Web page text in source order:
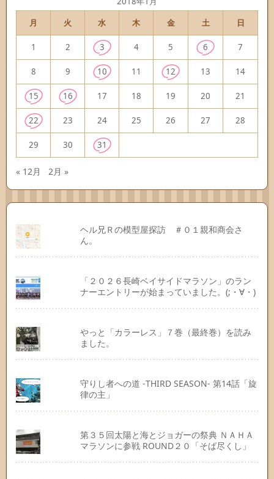
月
火 水 木 金 土 日
1 2 3 4 5 6 7
8 9 10 11 12 13 14
15 16 17 18 19 20 21
22 23 24 25 26 27 28
29 30 31
« 12月 2月 »
ヘル兄Ｒの模型屋探訪 ＃０１親和商会さ
ん。
「２０２６長崎ベイサイドマラソン」のラン
ナーエントリーが始まっていました。(;・∀・)
やっと「カラーレス」７巻（最終巻）を読み
ました。
守りし者への道 -THIRD SEASON- 第14話「旋
律の主」
第３５回太陽と海とジョガーの祭典 ＮＡＨＡ
マラソンに参戦 ROUND２０「そば尽くし」